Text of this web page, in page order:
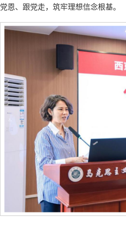
党恩、跟党走，筑牢理想信念根基。